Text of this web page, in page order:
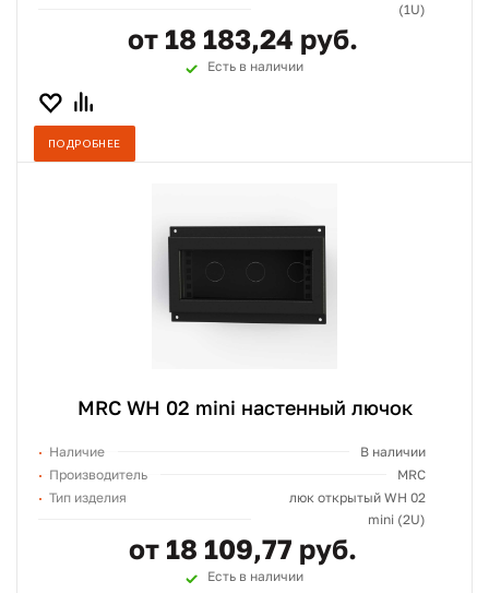
(1U)
от 18 183,24 руб.
Есть в наличии
ПОДРОБНЕЕ
MRC WH 02 mini настенный лючок
Наличие
В наличии
Производитель
MRC
Тип изделия
люк открытый WH 02
mini (2U)
от 18 109,77 руб.
Есть в наличии